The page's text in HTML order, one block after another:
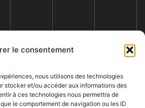
le consentement
nous utilisons des technologies
stocker et/ou accéder aux informations des
à ces technologies nous permettra de
le comportement de navigation ou les ID